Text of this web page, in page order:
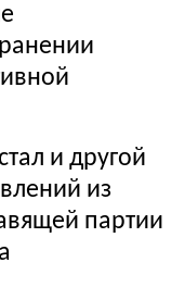
и другой
из
партии